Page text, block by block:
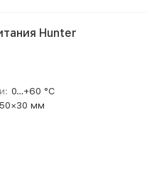
Hunter
0…+60 °С
мм